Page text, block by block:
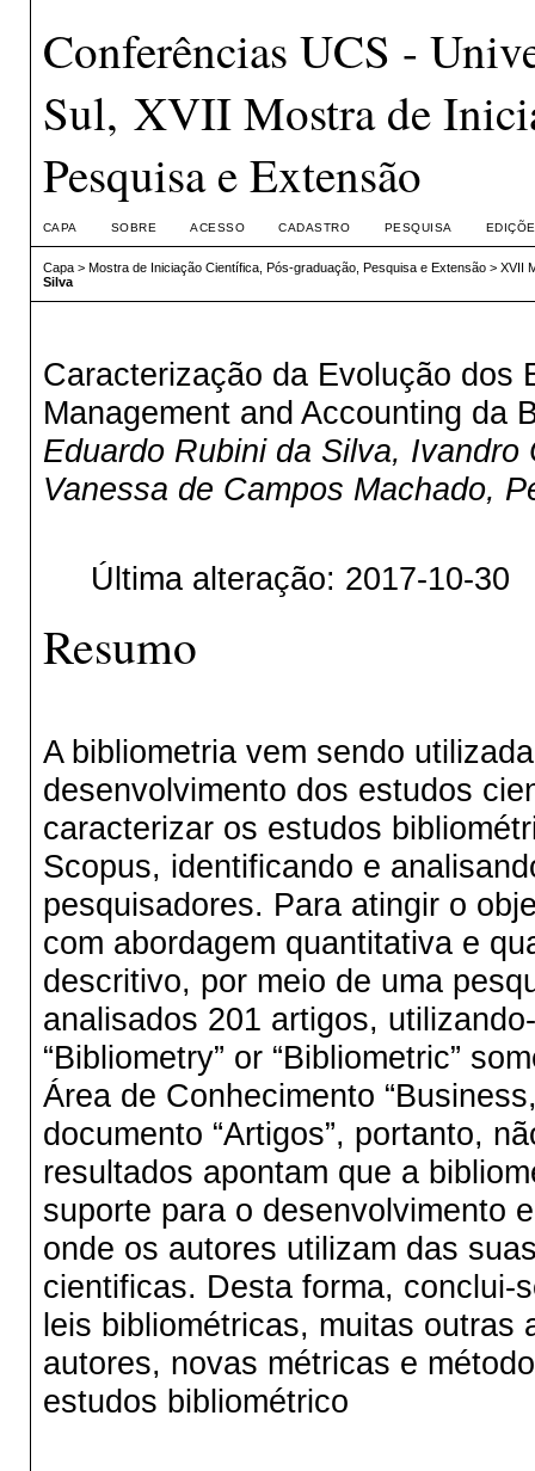
Conferências UCS -
Sul, XVII Mostra de
Pesquisa e Extensão
CAPA SOBRE ACESSO CADASTRO PESQUISA
Capa> Mostra de Iniciação Científica, Pós-graduação, Pesquisa e Extensão> XVII
Silva
Caracterização da Evolução dos
Management and Accounting da
Eduardo Rubini da Silva,
Vanessa de Campos Machado,
Última alteração: 2017-10-30
Resumo
A bibliometria vem sendo
desenvolvimento dos estudos
caracterizar os estudos
Scopus, identificando e
pesquisadores. Para atingir o
com abordagem quantitativa e
descritivo, por meio de uma
analisados 201 artigos,
“Bibliometry” or “Bibliometric”
Área de Conhecimento
documento “Artigos”, portanto,
resultados apontam que a
suporte para o desenvolvimento
onde os autores utilizam das
cientificas. Desta forma, conclui-
leis bibliométricas, muitas outras
autores, novas métricas e
estudos bibliométrico